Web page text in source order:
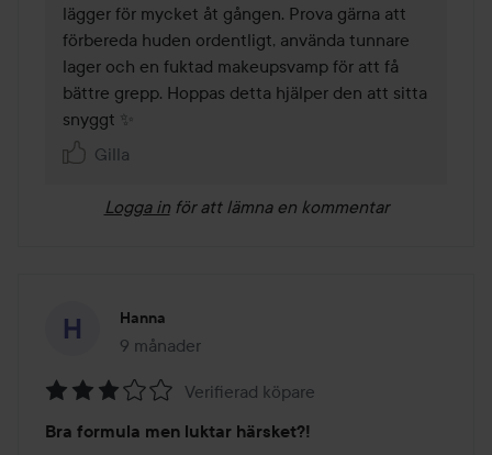
lägger för mycket åt gången. Prova gärna att
förbereda huden ordentligt, använda tunnare
lager och en fuktad makeupsvamp för att få
bättre grepp. Hoppas detta hjälper den att sitta
snyggt ✨
Gilla
Logga in för att lämna en kommentar
Hanna
9 månader
Inlägget skapades 9 månader
3
Verifierad köpare
Bra formula men luktar härsket?!